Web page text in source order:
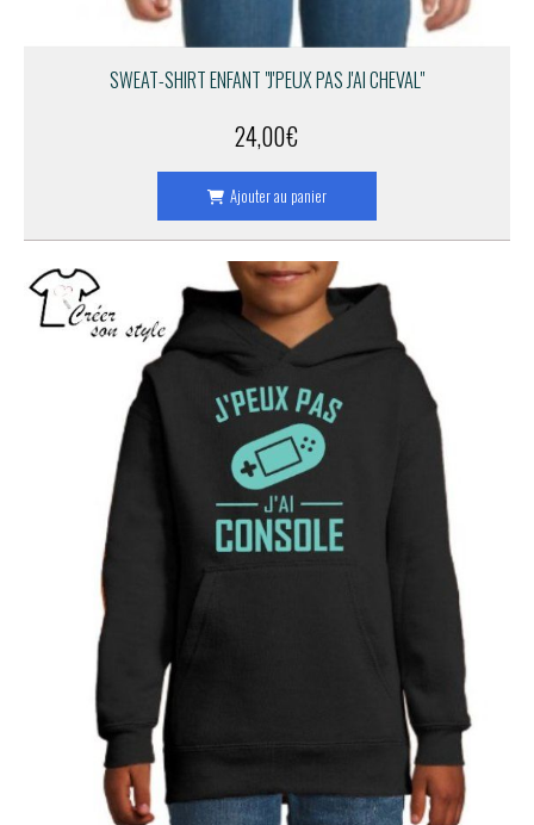
SWEAT-SHIRT ENFANT "J'PEUX PAS J'AI CHEVAL"
24,00€
Ajouter au panier